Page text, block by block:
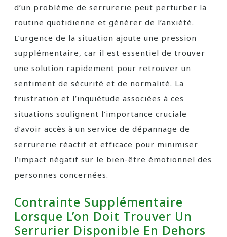
d’un problème de serrurerie peut perturber la
routine quotidienne et générer de l’anxiété.
L’urgence de la situation ajoute une pression
supplémentaire, car il est essentiel de trouver
une solution rapidement pour retrouver un
sentiment de sécurité et de normalité. La
frustration et l’inquiétude associées à ces
situations soulignent l’importance cruciale
d’avoir accès à un service de dépannage de
serrurerie réactif et efficace pour minimiser
l’impact négatif sur le bien-être émotionnel des
personnes concernées.
Contrainte Supplémentaire
Lorsque L’on Doit Trouver Un
Serrurier Disponible En Dehors